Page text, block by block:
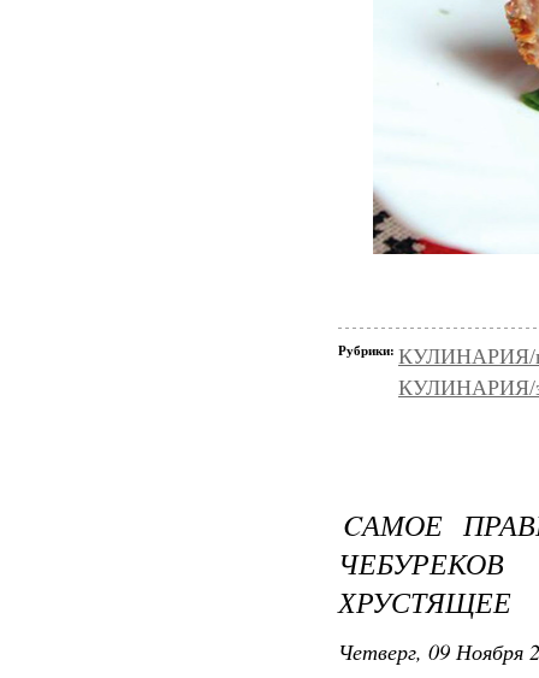
Рубрики: КУЛИНАРИЯ/
КУЛИНАРИЯ/
CАМОЕ
ХРУСТЯЩЕЕ
Четверг, 09 Ноября